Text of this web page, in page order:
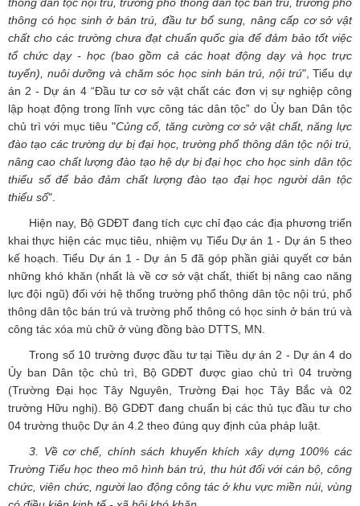
thông dân tộc nội trú, trường phổ thông dân tộc bán trú, trường phổ
thông có học sinh ở bán trú, đầu tư bổ sung, nâng cấp cơ sở vật
chất cho các trường chưa đạt chuẩn quốc gia để đảm bảo tốt việc
tổ chức dạy - học (bao gồm cả các hoạt động dạy và học trực
tuyến), nuôi dưỡng và chăm sóc học sinh bán trú, nội trú", Tiểu dự
án 2 - Dự án 4 “Đầu tư cơ sở vật chất các đơn vị sự nghiệp công
lập hoạt động trong lĩnh vực công tác dân tộc” do Ủy ban Dân tộc
chủ trì với mục tiêu "Củng cố, tăng cường cơ sở vật chất, năng lực
đào tạo các trường dự bị đại học, trường phổ thông dân tộc nội trú,
nâng cao chất lượng đào tạo hệ dự bị đại học cho học sinh dân tộc
thiểu số để bảo đảm chất lượng đào tạo đại học người dân tộc
thiểu số".
Hiện nay, Bộ GDĐT đang tích cực chỉ đạo các địa phương triển
khai thực hiện các mục tiêu, nhiệm vụ Tiểu Dự án 1 - Dự án 5 theo
kế hoạch. Tiểu Dự án 1 - Dự án 5 đã góp phần giải quyết cơ bản
những khó khăn (nhất là về cơ sở vật chất, thiết bị nâng cao năng
lực đội ngũ) đối với hệ thống trường phổ thông dân tộc nội trú, phổ
thông dân tộc bán trú và trường phổ thông có học sinh ở bán trú và
công tác xóa mù chữ ở vùng đồng bào DTTS, MN.
Trong số 10 trường được đầu tư tại Tiều dự án 2 - Dự án 4 do
Ủy ban Dân tộc chủ trì, Bộ GDĐT được giao chủ trì 04 trường
(Trường Đại học Tây Nguyên, Trường Đại học Tây Bắc và 02
trường Hữu nghị). Bộ GDĐT đang chuẩn bị các thủ tục đầu tư cho
04 trường thuộc Dự án 4.2 theo đúng quy định của pháp luật.
3. Về cơ chế, chính sách khuyến khích xây dựng 100% các
Trường Tiểu học theo mô hình bán trú, thu hút đối với cán bộ, công
chức, viên chức, người lao động công tác ở khu vực miền núi, vùng